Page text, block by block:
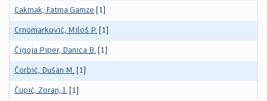
Cakmak, Fatma Gamze [1]
Crnomarković, Miloš P. [1]
Čigoja Piper, Danica B. [1]
Čorbić, Dušan M. [1]
Čupić, Zoran, I. [1]